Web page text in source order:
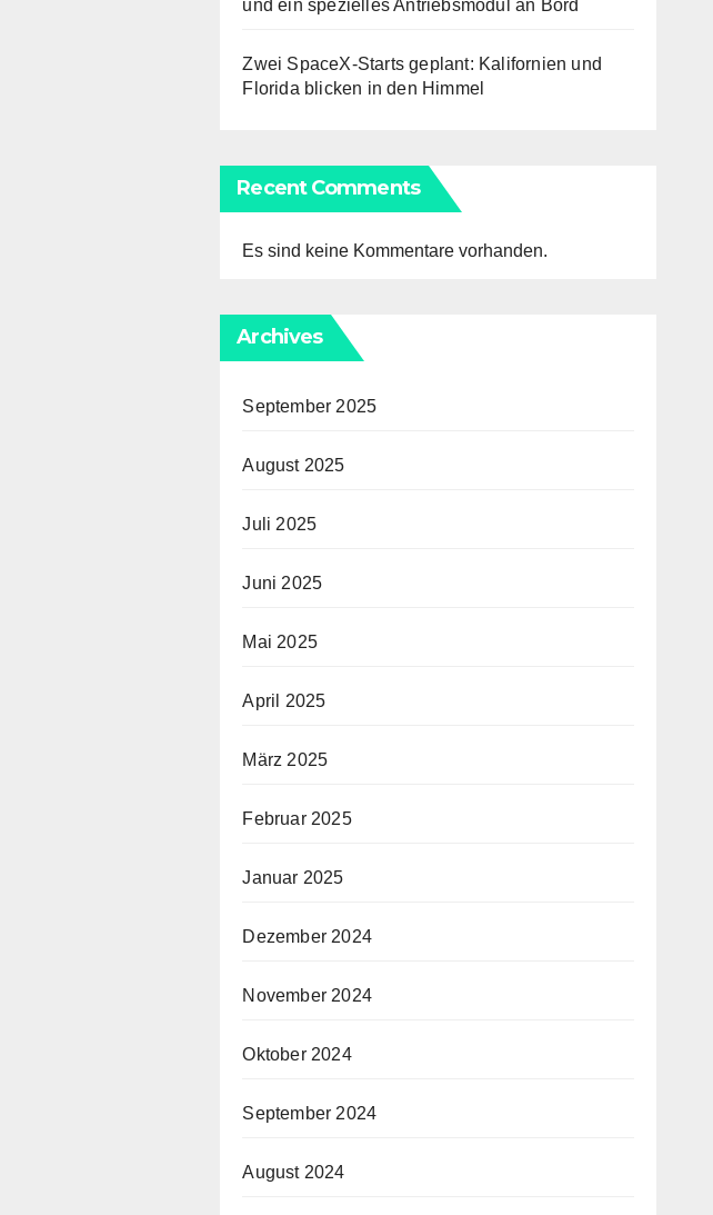
und ein spezielles Antriebsmodul an Bord
Zwei SpaceX-Starts geplant: Kalifornien und
Florida blicken in den Himmel
Recent Comments
Es sind keine Kommentare vorhanden.
Archives
September 2025
August 2025
Juli 2025
Juni 2025
Mai 2025
April 2025
März 2025
Februar 2025
Januar 2025
Dezember 2024
November 2024
Oktober 2024
September 2024
August 2024